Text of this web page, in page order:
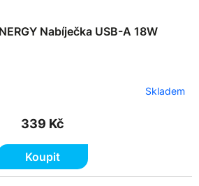
Nabíječka USB-A 18W
Skladem
339 Kč
Koupit